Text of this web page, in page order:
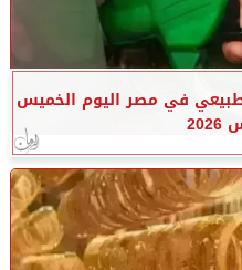
في مصر اليوم الخميس